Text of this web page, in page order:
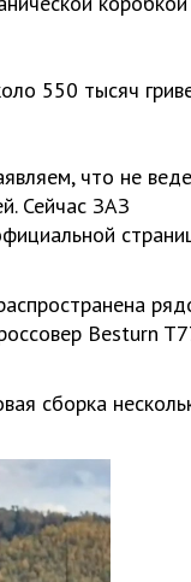
550 тысяч
что не
Сейчас ЗАЗ
Besturn
сборка